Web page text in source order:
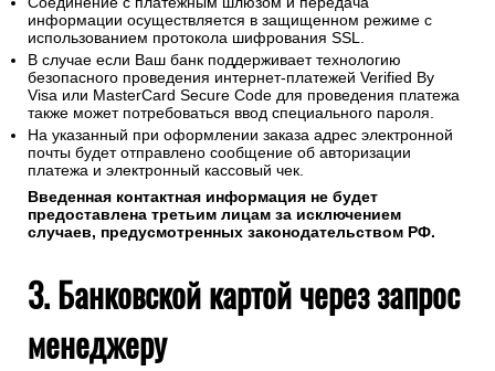
информации осуществляется в защищенном режиме с
использованием протокола шифрования SSL.
В случае если Ваш банк поддерживает технологию
безопасного проведения интернет-платежей Verified By
Visa или MasterCard Secure Code для проведения платежа
также может потребоваться ввод специального пароля.
На указанный при оформлении заказа адрес электронной
почты будет отправлено сообщение об авторизации
платежа и электронный кассовый чек.
Введенная контактная информация не будет
предоставлена третьим лицам за исключением
случаев, предусмотренных законодательством РФ.
3. Банковской картой через запрос
менеджеру